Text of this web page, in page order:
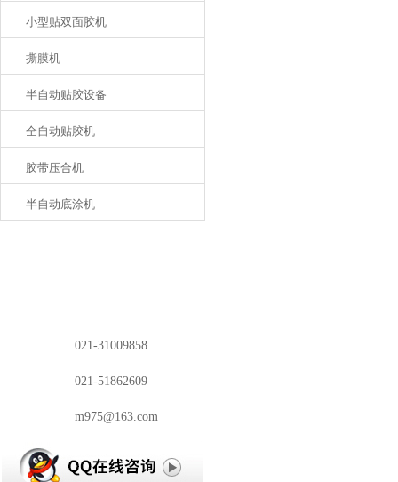
小型贴双面胶机
撕膜机
半自动贴胶设备
全自动贴胶机
胶带压合机
半自动底涂机
021-31009858
021-51862609
m975@163.com